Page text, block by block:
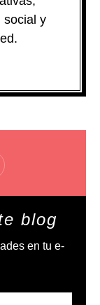
social y
blog
en tu e-